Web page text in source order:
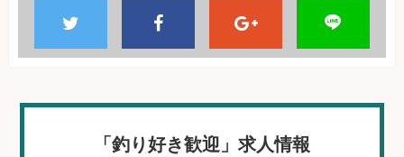
「釣り好き歓迎」求人情報